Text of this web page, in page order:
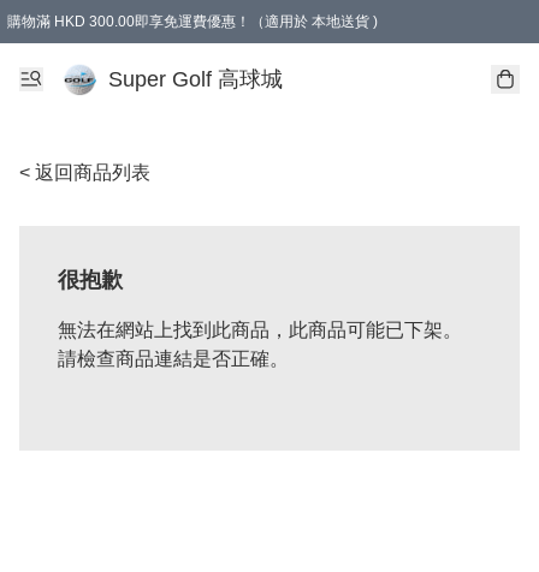
購物滿 HKD 300.00即享免運費優惠！（適用於 本地送貨 )
Super Golf 高球城
< 返回商品列表
很抱歉
無法在網站上找到此商品，此商品可能已下架。
請檢查商品連結是否正確。